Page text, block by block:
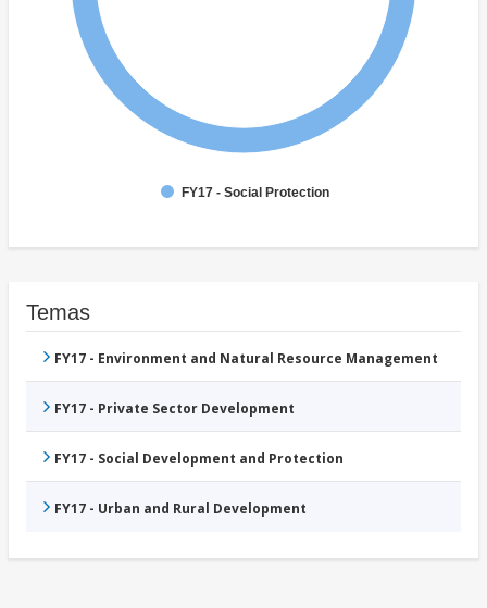
FY17 - Social Protection
Temas
FY17 - Environment and Natural Resource Management
FY17 - Private Sector Development
FY17 - Social Development and Protection
FY17 - Urban and Rural Development